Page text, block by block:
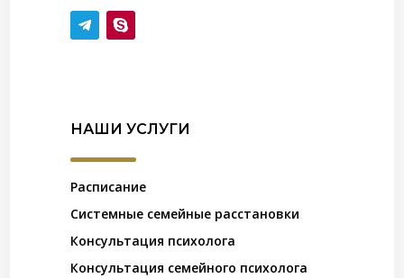
НАШИ УСЛУГИ
Расписание
Системные семейные расстановки
Консультация психолога
Консультация семейного психолога